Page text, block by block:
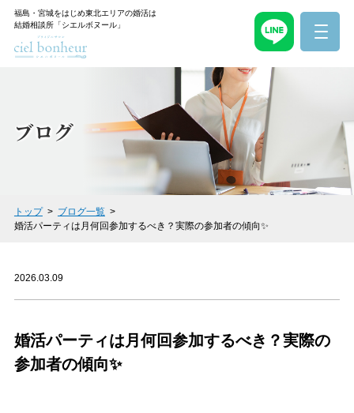
福島・宮城をはじめ東北エリアの婚活は
結婚相談所「シエルボヌール」
ブログ
トップ
ブログ一覧
婚活パーティは月何回参加するべき？実際の参加者の傾向✨
2026.03.09
婚活パーティは月何回参加するべき？実際の
参加者の傾向✨